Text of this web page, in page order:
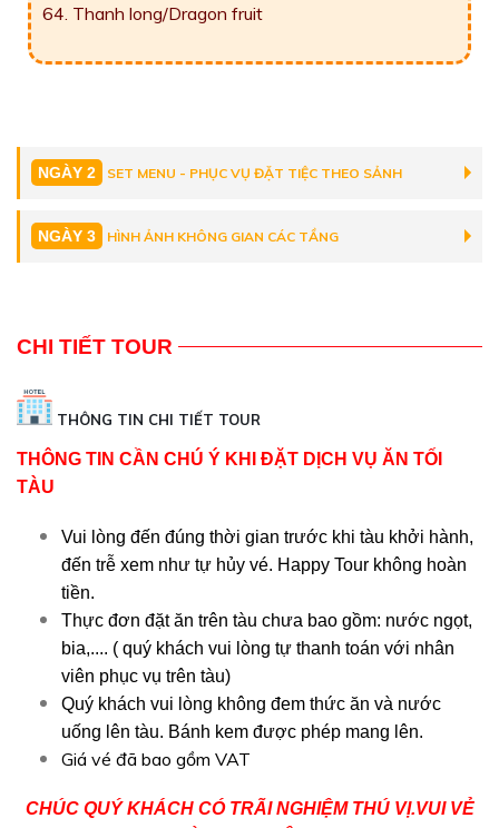
64. Thanh long/Dragon fruit
NGÀY 2 SET MENU - PHỤC VỤ ĐẶT TIỆC THEO SẢNH
NGÀY 3 HÌNH ẢNH KHÔNG GIAN CÁC TẦNG
CHI TIẾT TOUR
THÔNG TIN CHI TIẾT TOUR
THÔNG TIN CẦN CHÚ Ý KHI ĐẶT DỊCH VỤ ĂN TỐI
TÀU
Vui lòng đến đúng thời gian trước khi tàu khởi hành,
đến trễ xem như tự hủy vé. Happy Tour không hoàn
tiền.
Thực đơn đặt ăn trên tàu chưa bao gồm: nước ngọt,
bia,.... ( quý khách vui lòng tự thanh toán với nhân
viên phục vụ trên tàu)
Quý khách vui lòng không đem thức ăn và nước
uống lên tàu. Bánh kem được phép mang lên.
Giá vé đã bao gồm VAT
CHÚCQUÝ KHÁCH CÓ TRÃI NGHIỆM THÚ VỊ.VUI VẺ